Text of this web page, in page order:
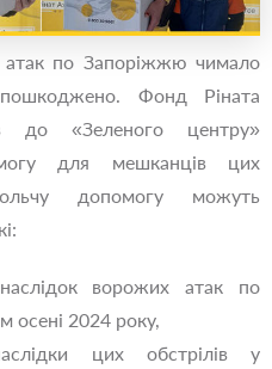
атак по Запоріжжю чимало
пошкоджено. Фонд Ріната
до «Зеленого центру»
для мешканців цих
допомогу можуть
ворожих атак по
осені 2024 року,
цих обстрілів у